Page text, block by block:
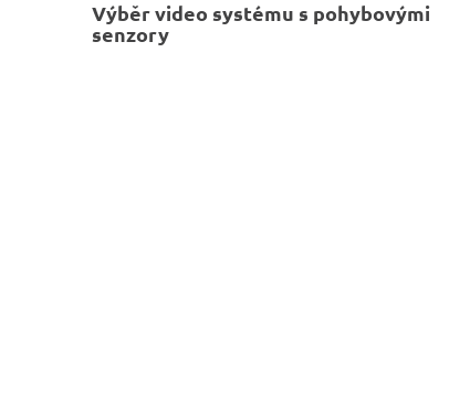
Výběr video systému s pohybovými
senzory